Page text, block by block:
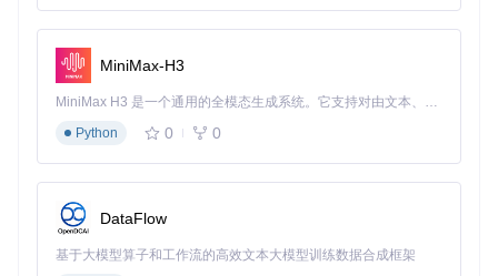
职日期），可通过JDBC映射器实现：
从employee
关联
基于hire_date计算用户 tenure 属性
5.4.4
（姓）合并为Keycloak的
将urn:oid:1.3.6.1.4.1.5923.1.1.1.1
filiation）映射为用户角色
MiniMax-H3
MiniMax H3 是一个通用的全模态生成系统。它支持对由文本、图像、视频和音频组成的多模态上下文进行统一理解，并能生成分辨率高达 2K、时长可达 15 秒的带原生立体声音频的视频。得益于面向任务泛化的系统设计，H3 在预训练阶段就已具备广泛的多模态上下文理解与生成能力，能够出色地执行复杂的多模态指令。
Python
0 0
DataFlow
基于大模型算子和工作流的高效文本大模型训练数据合成框架